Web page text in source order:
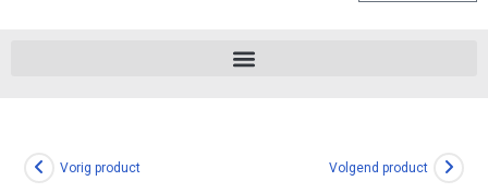
Vorig product Volgend product